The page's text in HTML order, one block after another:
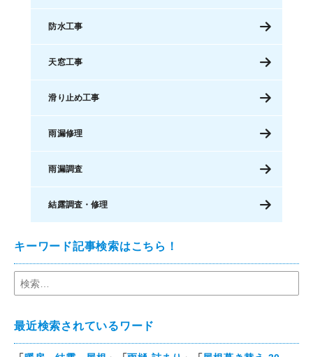
防水工事
天窓工事
滑り止め工事
雨漏修理
雨漏調査
結露調査・修理
キーワード記事検索はこちら！
最近検索されているワード